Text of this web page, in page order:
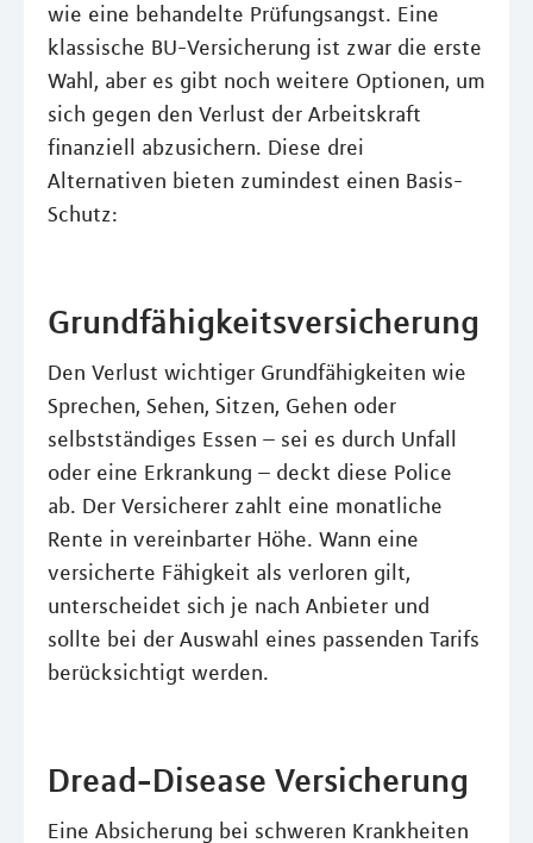
wie eine behandelte Prüfungsangst. Eine
klassische BU-Versicherung ist zwar die erste
Wahl, aber es gibt noch weitere Optionen, um
sich gegen den Verlust der Arbeitskraft
finanziell abzusichern. Diese drei
Alternativen bieten zumindest einen Basis-
Schutz:
Grundfähigkeitsversicherung
Den Verlust wichtiger Grundfähigkeiten wie
Sprechen, Sehen, Sitzen, Gehen oder
selbstständiges Essen – sei es durch Unfall
oder eine Erkrankung – deckt diese Police
ab. Der Versicherer zahlt eine monatliche
Rente in vereinbarter Höhe. Wann eine
versicherte Fähigkeit als verloren gilt,
unterscheidet sich je nach Anbieter und
sollte bei der Auswahl eines passenden Tarifs
berücksichtigt werden.
Dread-Disease Versicherung
Eine Absicherung bei schweren Krankheiten